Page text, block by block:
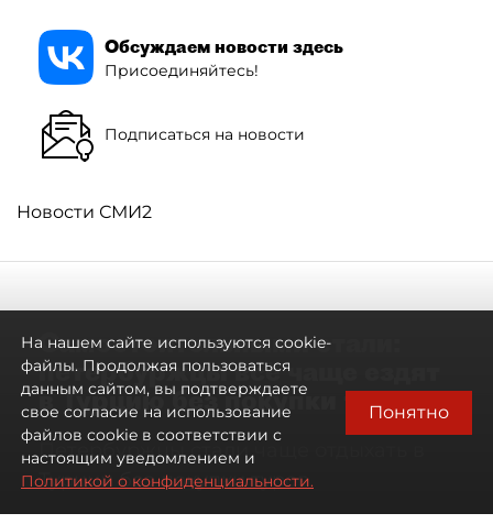
Обсуждаем новости здесь
Присоединяйтесь!
Подписаться на новости
Новости СМИ2
Самостоятельными стали:
петербуржцы всё чаще ездят
в Турцию без покупки туров
Петербуржцы стали чаще отдыхать в
Турции без покупки туров
На нашем сайте используются cookie-
файлы. Продолжая пользоваться
данным сайтом, вы подтверждаете
свое согласие на использование
файлов cookie в соответствии с
настоящим уведомлением и
Политикой о конфиденциальности.
Понятно